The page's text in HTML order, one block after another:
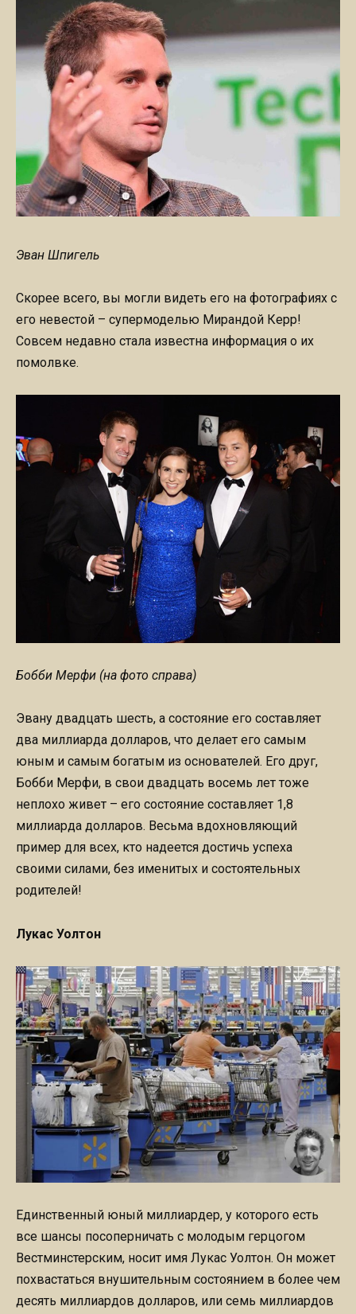
Эван Шпигель
Скорее всего, вы могли видеть его на фотографиях с
его невестой – супермоделью Мирандой Керр!
Совсем недавно стала известна информация о их
помолвке.
Бобби Мерфи (на фото справа)
Эвану двадцать шесть, а состояние его составляет
два миллиарда долларов, что делает его самым
юным и самым богатым из основателей. Его друг,
Бобби Мерфи, в свои двадцать восемь лет тоже
неплохо живет – его состояние составляет 1,8
миллиарда долларов. Весьма вдохновляющий
пример для всех, кто надеется достичь успеха
своими силами, без именитых и состоятельных
родителей!
Лукас Уолтон
Единственный юный миллиардер, у которого есть
все шансы посоперничать с молодым герцогом
Вестминстерским, носит имя Лукас Уолтон. Он может
похвастаться внушительным состоянием в более чем
десять миллиардов долларов, или семь миллиардов